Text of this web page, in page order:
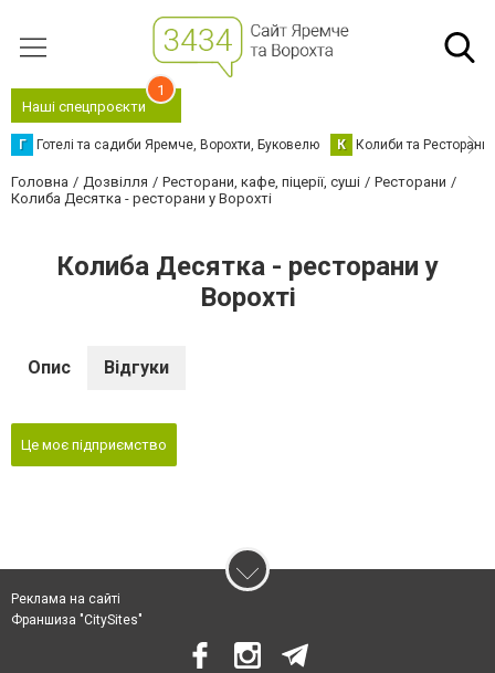
Наші спецпроєкти
1
Г Готелі та садиби Яремче, Ворохти, Буковелю К Колиби та Ресторани
Головна Дозвілля Ресторани, кафе, піцерії, суші
Ресторани
Колиба Десятка - ресторани у Ворохті
Колиба Десятка - ресторани у
Ворохті
Опис Відгуки
Це моє підприємство
Реклама на сайті
Франшиза "CitySites"